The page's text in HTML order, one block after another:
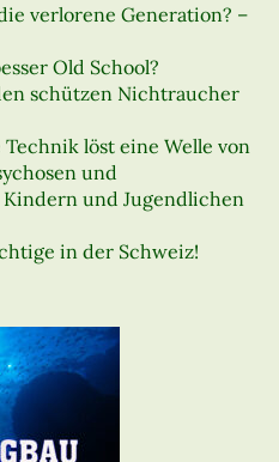
verlorene Generation? –
Old School?
schützen Nichtraucher
löst eine Welle von
und
und Jugendlichen
in der Schweiz!